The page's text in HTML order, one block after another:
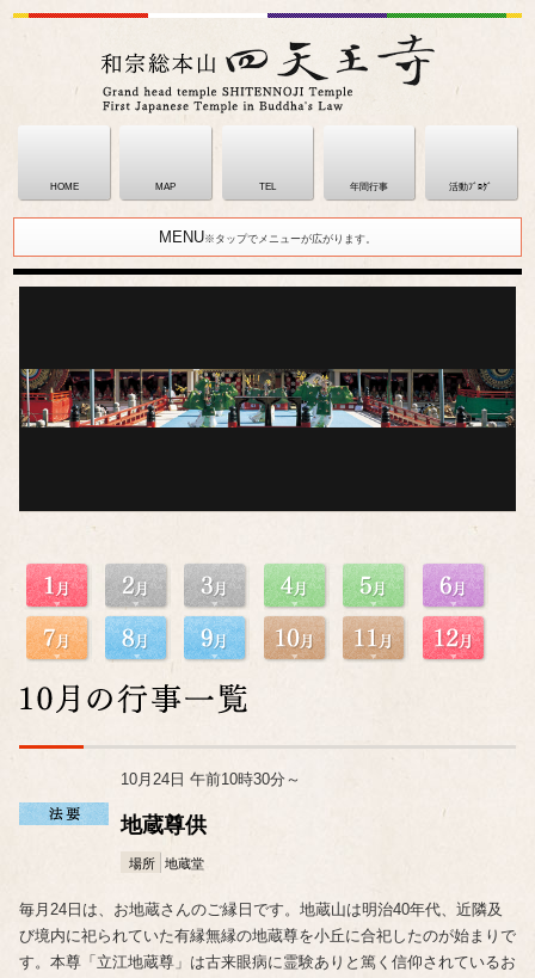
HOME MAP TEL 年間行事 活動ﾌﾞﾛｸﾞ
MENU※タップでメニューが広がります。
10月24日 午前10時30分～
地蔵尊供
場所 地蔵堂
毎月24日は、お地蔵さんのご縁日です。地蔵山は明治40年代、近隣及
び境内に祀られていた有縁無縁の地蔵尊を小丘に合祀したのが始まりで
す。本尊「立江地蔵尊」は古来眼病に霊験ありと篤く信仰されているお